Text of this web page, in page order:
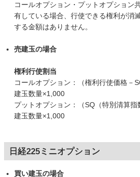
コールオプション・プットオプション
有している場合、行使できる権利が消
する金額はありません。
売建玉の場合
権利行使割当
コールオプション：（権利行使価格－
建玉数量×1,000
プットオプション：（SQ（特別清算
建玉数量×1,000
日経225ミニオプション
買い建玉の場合